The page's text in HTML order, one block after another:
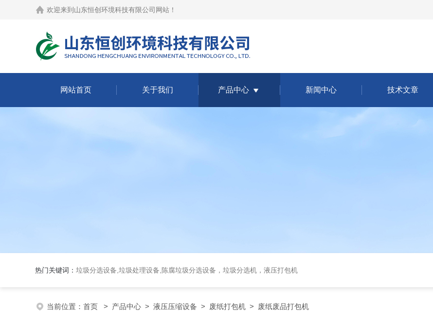
欢迎来到 山东恒创环境科技有限公司网站 ！
网站首页 关于我们 产品中心 新闻中心 技术文章
热门关键词： 垃圾分选设备,垃圾处理设备,陈腐垃圾分选设备，垃圾分选机，液压打包机
当前位置： 首页 > 产品中心 > 液压压缩设备 > 废纸打包机 > 废纸废品打包机